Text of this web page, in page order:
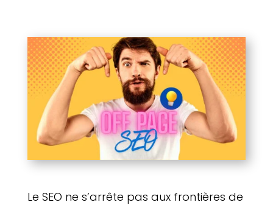
Le SEO ne s’arrête pas aux frontières de